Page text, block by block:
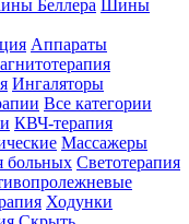
Беллера Шины
Аппараты
Ингаляторы
Все категории
КВЧ-терапия
Массажеры
больных Светотерапия
Ходунки